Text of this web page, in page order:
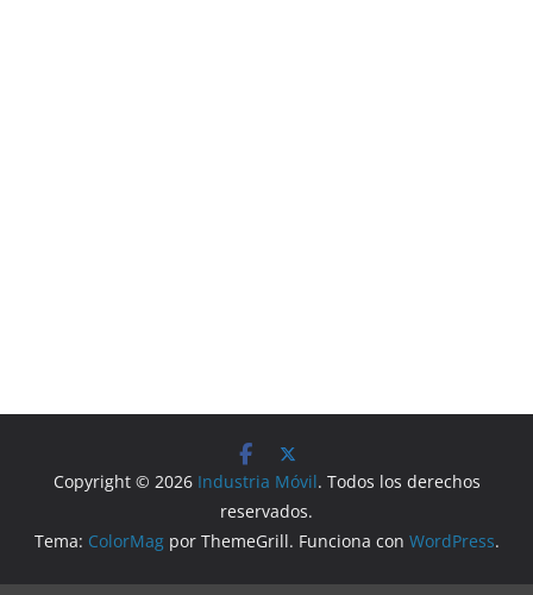
Copyright © 2026 Industria Móvil. Todos los derechos
reservados.
Tema: ColorMagpor ThemeGrill. Funciona con WordPress.